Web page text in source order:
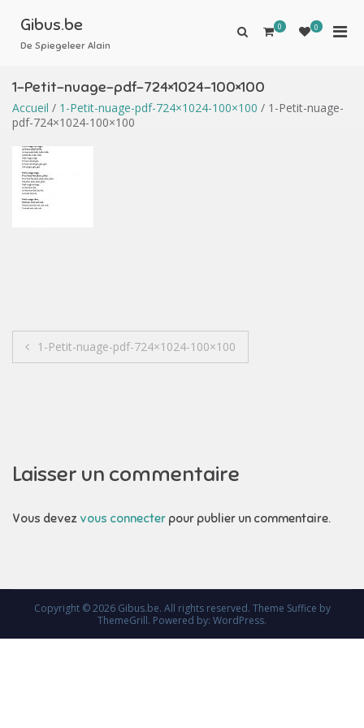
contenu
Gibus.be
De Spiegeleer Alain
Afficher
recherche
0 0
1-Petit-nuage-pdf-724×1024-100×100
Accueil / 1-Petit-nuage-pdf-724×1024-100×100 / 1-Petit-nuage-
pdf-724×1024-100×100
Navigation
1-Petit-nuage-pdf-724×1024-100×100
Laisser un commentaire
Vous devez vous connecter pour publier un commentaire.
Copyright © 2026 Gibus.be. All rights reserved. Theme Suffice by
ThemeGrill. Powered by: WordPress.